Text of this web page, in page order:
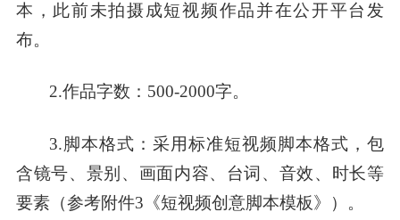
本，此前未拍摄成短视频作品并在公开平台发
布。
2.作品字数：500-2000字。
3.脚本格式：采用标准短视频脚本格式，包
含镜号、景别、画面内容、台词、音效、时长等
要素（参考附件3《短视频创意脚本模板》）。